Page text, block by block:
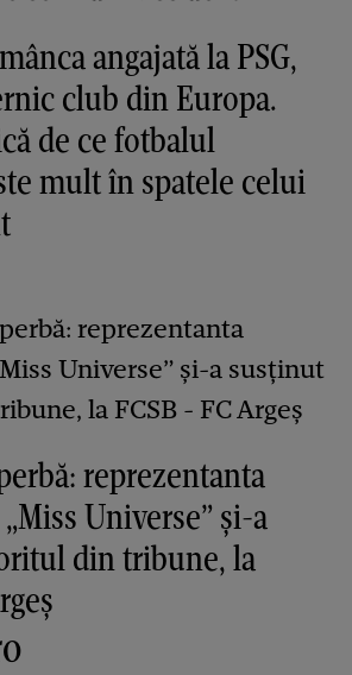
angajată la PSG,
club din Europa.
de ce fotbalul
mult în spatele celui
reprezentanta
Universe” și-a
din tribune, la